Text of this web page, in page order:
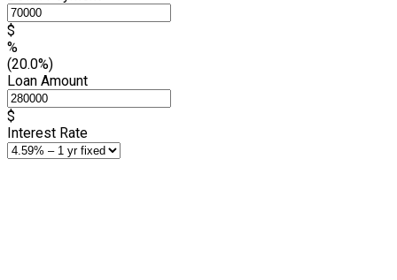
$
%
(20.0%)
Loan Amount
$
Interest Rate